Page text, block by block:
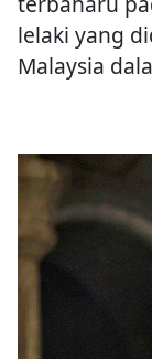
lelaki yang
Malaysia